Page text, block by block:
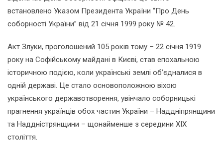
встановлено Указом Президента України “Про День
соборності України” від 21 січня 1999 року № 42.
Акт Злуки, проголошений 105 років тому – 22 січня 1919
року на Софійському майдані в Києві, став епохальною
історичною подією, коли українські землі об’єдналися в
одній державі. Це стало основоположною віхою
українського державотворення, увінчало соборницькі
прагнення українців обох частин України – Наддніпрянщини
та Наддністрянщини – щонайменше з середини XIX
століття.